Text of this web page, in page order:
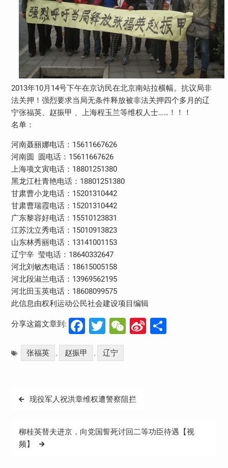
2013年10月14号下午在京访民在北京南站拉横幅。抗议局非
法关押！强烈要求当局无条件释放被非法关押四个多月的辽
宁张福英、赵振甲 、上海程玉兰等维权人士……！！！
名单：
河南聂丽娜电话：15611667626
河南圆 圆电话：15611667626
上海项文寅电话：18801251380
黑龙江杜青艳电话：18801251380
甘肃曹小龙电话：15201310442
甘肃曹瑞霞电话：15201310442
广东黎容好电话：15510123831
江苏沈立秀电话：15010913823
山东林秀丽电话：13141001153
辽宁辛 莹电话：18640332647
河北刘敏杰电话：18615005158
河北段淑兰电话：13969562195
河北田玉英电话：18608099575
此信息由权利运动公民社会建设项目编辑
分享这篇文章到: Facebook
Twitter
WeChat
Sina分
张福英 , 赵振甲 , 辽宁
文
导
航
现役军人祝洪章维权遭警察阻拦
柳桂英替夫进京，向党国誓死讨回二等功臣待遇【视
频】